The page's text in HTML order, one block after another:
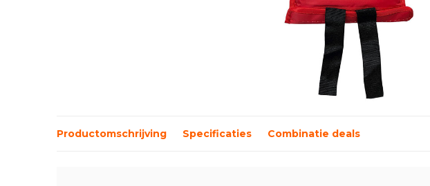
Productomschrijving Specificaties Combinatie deals